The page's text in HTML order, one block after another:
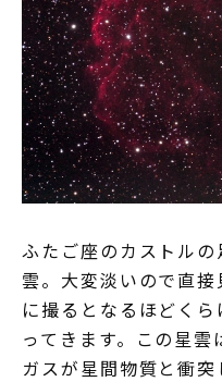
ふたご座のカストル
雲。大変淡いので直
に撮るとなるほどく
ってきます。この星
ガスが星間物質と衝